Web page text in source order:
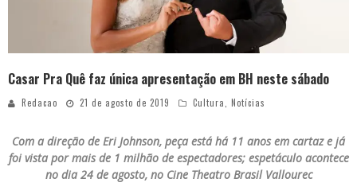
Casar Pra Quê faz única apresentação em BH neste sábado
Redacao 21 de agosto de 2019 Cultura, Notícias
Com a direção de Eri Johnson, peça está há 11 anos em cartaz e já
foi vista por mais de 1 milhão de espectadores; espetáculo acontece
no dia 24 de agosto, no Cine Theatro Brasil Vallourec